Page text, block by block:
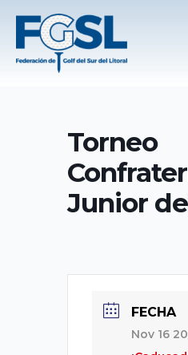
contenido
Torneo
Junior
FECHA
Nov 16